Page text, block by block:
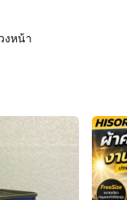
งหน้า